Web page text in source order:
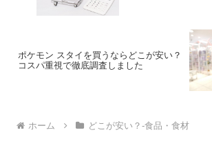
ポケモン スタイを買うならどこが安い？
コスパ重視で徹底調査しました
ホーム どこが安い？-食品・食材